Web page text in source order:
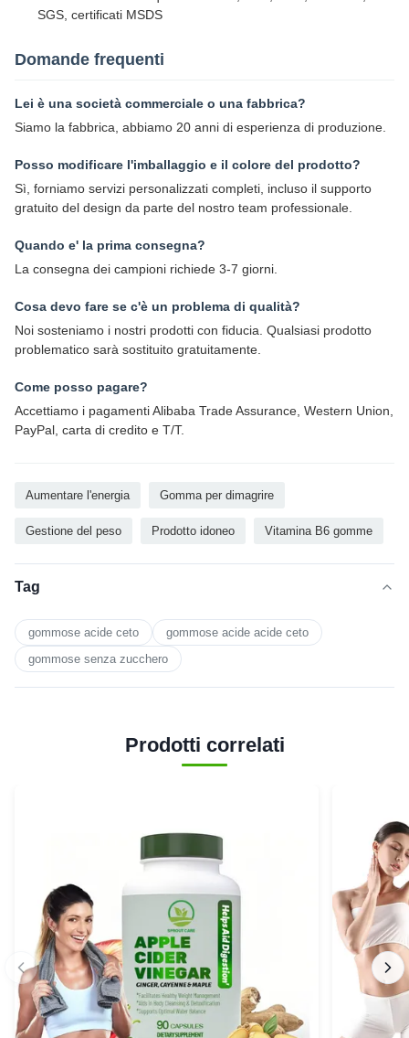
SGS, certificati MSDS
Domande frequenti
Lei è una società commerciale o una fabbrica?
Siamo la fabbrica, abbiamo 20 anni di esperienza di produzione.
Posso modificare l'imballaggio e il colore del prodotto?
Sì, forniamo servizi personalizzati completi, incluso il supporto
gratuito del design da parte del nostro team professionale.
Quando e' la prima consegna?
La consegna dei campioni richiede 3-7 giorni.
Cosa devo fare se c'è un problema di qualità?
Noi sosteniamo i nostri prodotti con fiducia. Qualsiasi prodotto
problematico sarà sostituito gratuitamente.
Come posso pagare?
Accettiamo i pagamenti Alibaba Trade Assurance, Western Union,
PayPal, carta di credito e T/T.
Aumentare l'energia Gomma per dimagrire
Gestione del peso Prodotto idoneo Vitamina B6 gomme
Tag
gommose acide ceto
gommose acide acide ceto
gommose senza zucchero
Prodotti correlati